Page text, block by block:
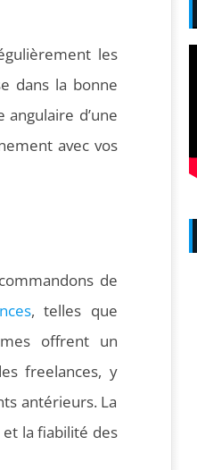
les
dans la bonne
d’une
avec vos
de
, telles que
offrent un
freelances, y
antérieurs. La
la fiabilité des